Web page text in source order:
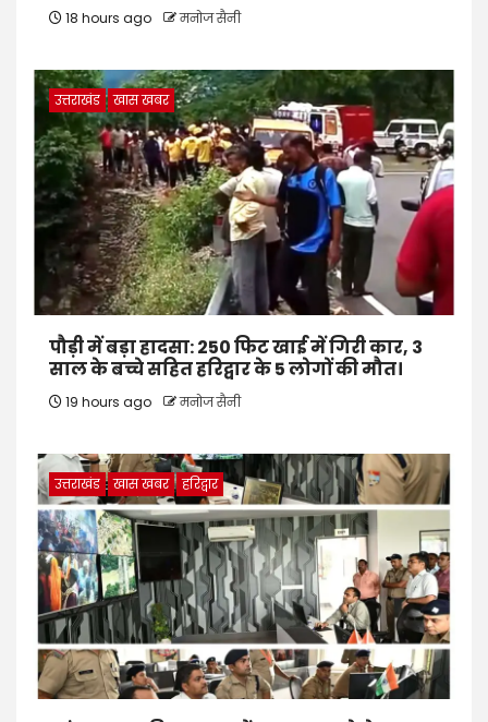
18 hours ago मनोज सैनी
उत्तराखंड खास खबर
पौड़ी में बड़ा हादसा: 250 फिट खाई में गिरी कार, 3
साल के बच्चे सहित हरिद्वार के 5 लोगों की मौत।
19 hours ago मनोज सैनी
उत्तराखंड खास खबर हरिद्वार